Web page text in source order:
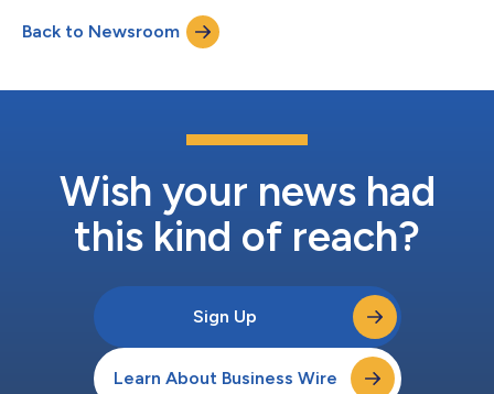
畫，然後將簽署國家援助協定。Carbios的專案參加了由ADEME2
主辦的「塑膠回收」全國專案徵集，並最終入選。該專案旨在完成
對其特有PET生物回收製程的工業化。專案的參考工廠位於大東部
2025年投入使用。該工廠將使PET的兩種基本成分PTA和MEG3能
佈，公司已獲得法國政府透過「法國2030」計畫提供的1140萬歐
元資金，其中820萬歐元將直接用於Carbios（500萬歐元為可償
和CNRS...
Back to Newsroom
Wish your news had
this kind of reach?
Sign Up
Learn About Business Wire